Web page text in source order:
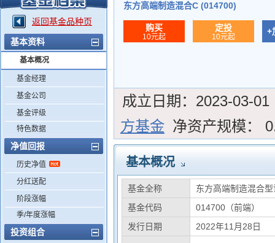
返回基金品种页
基本资料
基本概况
基金经理
基金公司
基金评级
特色数据
净值回报
历史净值
分红送配
阶段涨幅
季/年度涨幅
投资组合
东方高端制造混合C (014700)
购买
10元起
定投
10元起
+
成立日期： 2023-03-01
方基金 净资产规模：
基本概况
基金全称
东方高端制造混合
基金代码
014700（前端）
发行日期
2022年11月28日